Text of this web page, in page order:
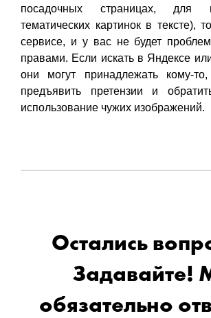
посадочных страницах, для
тематических картинок в тексте),
сервисе, и у вас не будет
правами. Если искать в Яндексе
они могут принадлежать кому-
предъявить претензии и
использование чужих изображений.
Остались
Задавайте!
обязательно